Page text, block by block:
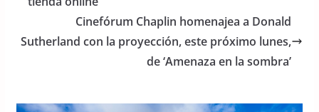
k
p
Cinefórum Chaplin homenajea a Donald
Sutherland con la proyección, este próximo lunes,
de ‘Amenaza en la sombra’